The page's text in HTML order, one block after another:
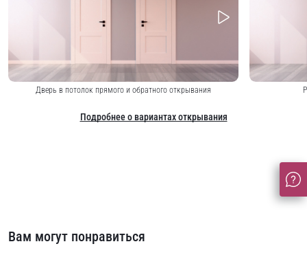
Дверь в потолок прямого и обратного открывания
Подробнее о вариантах открывания
Вам могут понравиться